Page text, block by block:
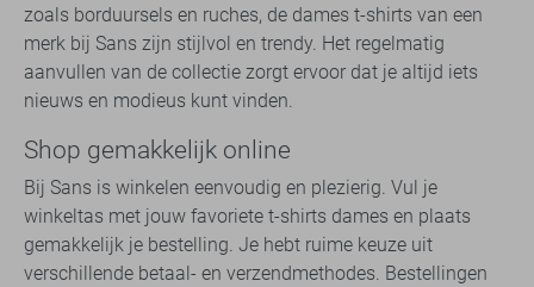
zoals borduursels en ruches, de dames t-shirts van een
merk bij Sans zijn stijlvol en trendy. Het regelmatig
aanvullen van de collectie zorgt ervoor dat je altijd iets
nieuws en modieus kunt vinden.
Shop gemakkelijk online
Bij Sans is winkelen eenvoudig en plezierig. Vul je
winkeltas met jouw favoriete t-shirts dames en plaats
gemakkelijk je bestelling. Je hebt ruime keuze uit
verschillende betaal- en verzendmethodes. Bestellingen